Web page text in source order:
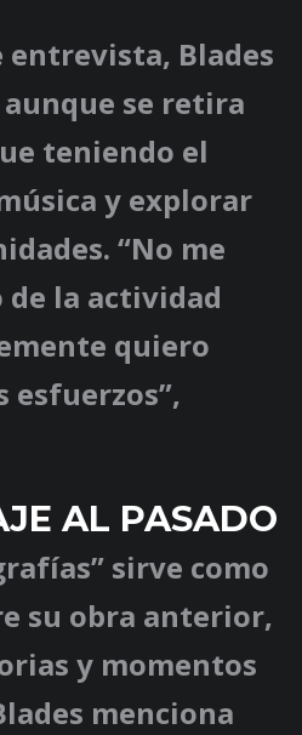
entrevista, Blades
se retira
teniendo el
y explorar
“No me
la actividad
quiero
AL PASADO
sirve como
su obra anterior,
y momentos
menciona